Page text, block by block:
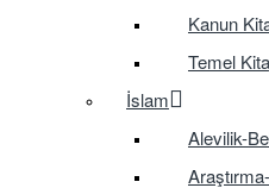
Kanun
Temel
İslam
Alevilik-